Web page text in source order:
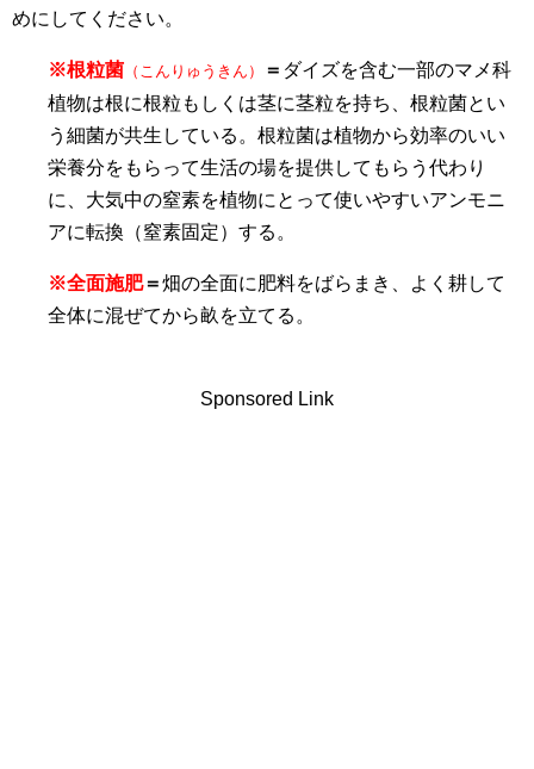
めにしてください。
※根粒菌 （こんりゅうきん） ＝ ダイズを含む一部のマメ科
植物は根に根粒もしくは茎に茎粒を持ち、根粒菌とい
う細菌が共生している。根粒菌は植物から効率のいい
栄養分をもらって生活の場を提供してもらう代わり
に、大気中の窒素を植物にとって使いやすいアンモニ
アに転換（窒素固定）する。
※全面施肥＝畑の全面に肥料をばらまき、よく耕して
全体に混ぜてから畝を立てる。
Sponsored Link